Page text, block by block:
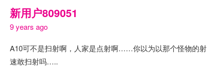
新用户809051
9 years ago
A10可不是扫射啊，人家是点射啊……你以为以那个怪物的射
速敢扫射吗…..